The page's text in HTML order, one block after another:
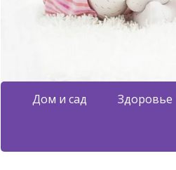
Дом и сад Здоровье